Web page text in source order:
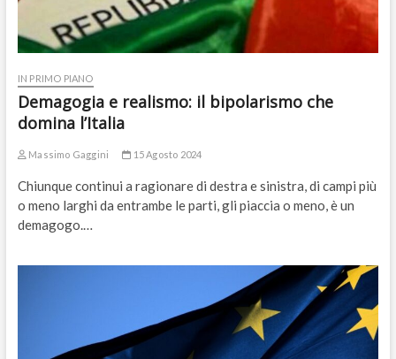
IN PRIMO PIANO
Demagogia e realismo: il bipolarismo che
domina l’Italia
Massimo Gaggini 15 Agosto 2024
Chiunque continui a ragionare di destra e sinistra, di campi più
o meno larghi da entrambe le parti, gli piaccia o meno, è un
demagogo.…